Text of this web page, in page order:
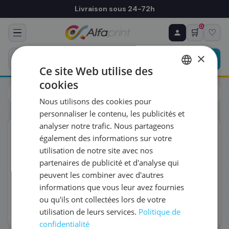
Livraison sous 24-72h
🛒
0
♡
Toners
Canon
500 pages
ORIGINAL
♻ COMMANDE RÉCURRENTE
Prévoyez & économisez
Programmez votre prochain achat — notre équipe
vous prépare un devis personnalisé
RÉFÉRENCE DU PRODUIT
FRÉQUENCE
QUANTITÉ PAR LIVRAISON
DATE DE PREMIÈRE LIVRAISON SOUHAITÉE
×
Ce site Web utilise des
cookies
Nous utilisons des cookies pour
personnaliser le contenu, les publicités et
analyser notre trafic. Nous partageons
également des informations sur votre
utilisation de notre site avec nos
partenaires de publicité et d'analyse qui
peuvent les combiner avec d'autres
informations que vous leur avez fournies
ou qu'ils ont collectées lors de votre
utilisation de leurs services. Politique de
confidentialité